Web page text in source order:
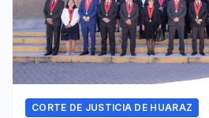
CORTE DE JUSTICIA DE HUARAZ